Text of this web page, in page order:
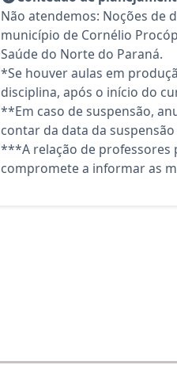
Não atendemos: Noções de
município de Cornélio
Saúde do Norte do Paraná.
*Se houver aulas em
disciplina, após o início do
**Em caso de suspensão,
contar da data da
***A relação de professores
compromete a informar as